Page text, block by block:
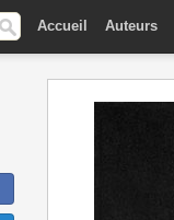
Accueil Auteurs